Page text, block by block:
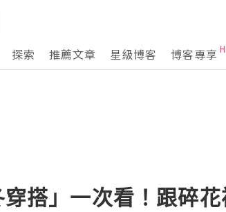
探索 推薦文章 星級博客 博客專享
搭」一次看！跟碎